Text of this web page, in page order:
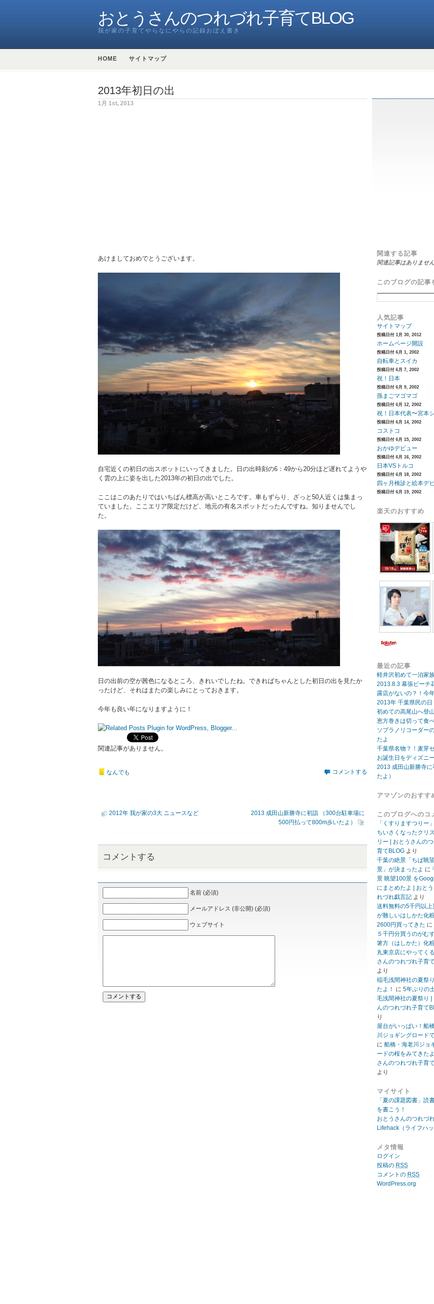
おとうさんのつれづれ子育てBLOG
我が家の子育てやらなにやらの記録おぼえ書き
HOME サイトマップ
2013年初日の出
1月 1st, 2013
あけましておめでとうございます。
自宅近くの初日の出スポットにいってきました。日の出時刻の6：49から20分ほど遅れてようや
く雲の上に姿を出した2013年の初日の出でした。
ここはこのあたりではいちばん標高が高いところです。車もずらり、ざっと50人近くは集まっ
ていました。ここエリア限定だけど、地元の有名スポットだったんですね。知りませんでし
た。
日の出前の空が茜色になるところ、きれいでしたね。できればちゃんとした初日の出を見たか
ったけど、それはまたの楽しみにとっておきます。
今年も良い年になりますように！
関連記事がありません。
なんでも コメントする
2012年 我が家の3大 ニュースなど
2013 成田山新勝寺に初詣 （300台駐車場に
500円払って800m歩いたよ）
コメントする
名前 (必須)
メールアドレス (非公開) (必須)
ウェブサイト
関連する記事
関連記事はありませ
このブログの記事
人気記事
サイトマップ
投稿日付 1月 30, 2012
ホームページ開設
投稿日付 6月 1, 2002
自転車とスイカ
投稿日付 6月 7, 2002
祝！日本
投稿日付 6月 9, 2002
孫まごマゴマゴ
投稿日付 6月 12, 2002
祝！日本代表〜宮本
投稿日付 6月 14, 2002
コストコ
投稿日付 6月 15, 2002
おかゆデビュー
投稿日付 6月 16, 2002
日本VSトルコ
投稿日付 6月 18, 2002
四ヶ月検診と絵本デ
投稿日付 6月 19, 2002
楽天のおすすめ
最近の記事
軽井沢初めて一泊家
2013.8.3 幕張ビーチ
露店がないの？！今
2013年 千葉県民の
初めての高尾山へ登
恵方巻きは切って食
ソプラノリコーダー
たよ
千葉県名物？！麦芽
お誕生日をディズニ
2013 成田山新勝寺
たよ）
アマゾンのおすす
このブログへのコ
「くすりますつりー
ちいさくなったクリ
リー | おとうさんの
育てBLOG より
千葉の絶景「ちば眺
景」が決まったよ に
景 眺望100景 を
にまとめたよ | おと
れづれ戯言記 より
送料無料の5千円以上
が難しいはしかた化
2600円買ってきた に
５千円分買うのがむ
箸方（はしかた）化
丸東京店にやってく
さんのつれづれ子育
より
稲毛浅間神社の夏祭
たよ！
に 5年ぶりの
毛浅間神社の夏祭り |
んのつれづれ子育て
り
屋台がいっぱい！船
川ジョギングロード
に 船橋・海老川ジョ
ードの桜をみてきた
さんのつれづれ子育
より
マイサイト
「夏の課題図書」読
を書こう！
おとうさんのつれづ
Lifehack（ライフハ
メタ情報
ログイン
投稿の RSS
コメントの RSS
WordPress.org